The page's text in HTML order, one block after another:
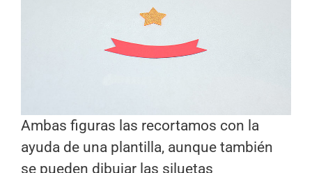
Ambas figuras las recortamos con la
ayuda de una plantilla, aunque también
se pueden dibujar las siluetas